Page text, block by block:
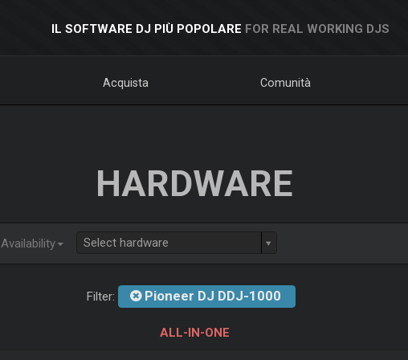
IL SOFTWARE DJ PIÙ POPOLARE FOR REAL WORKING DJS
Acquista Comunità
HARDWARE
Availability Select hardware
Filter: Pioneer DJ DDJ-1000
ALL-IN-ONE